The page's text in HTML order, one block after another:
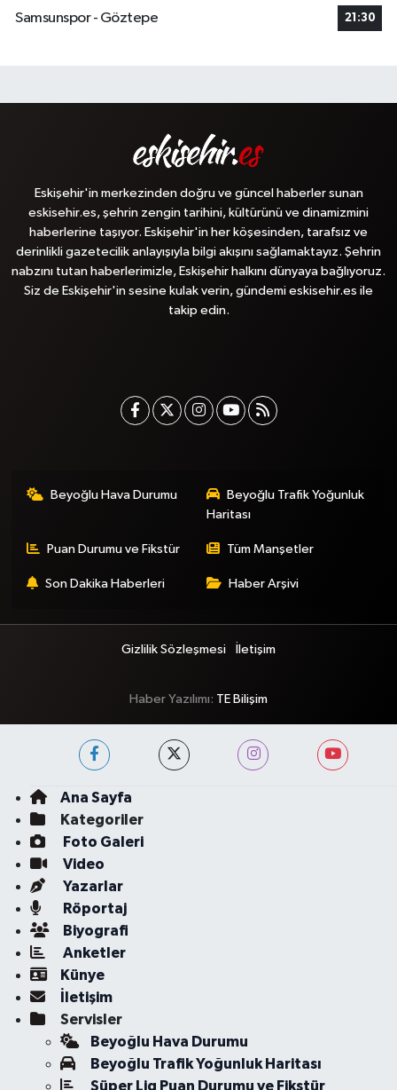
Samsunspor - Göztepe
21:30
Eskişehir'in merkezinden doğru ve güncel haberler sunan
eskisehir.es, şehrin zengin tarihini, kültürünü ve dinamizmini
haberlerine taşıyor. Eskişehir'in her köşesinden, tarafsız ve
derinlikli gazetecilik anlayışıyla bilgi akışını sağlamaktayız. Şehrin
nabzını tutan haberlerimizle, Eskişehir halkını dünyaya bağlıyoruz.
Siz de Eskişehir'in sesine kulak verin, gündemi eskisehir.es ile
takip edin.
Beyoğlu Hava Durumu
Beyoğlu Trafik Yoğunluk
Haritası
Puan Durumu ve Fikstür Tüm Manşetler
Son Dakika Haberleri Haber Arşivi
Gizlilik Sözleşmesi İletişim
Haber Yazılımı: TE Bilişim
Ana Sayfa
Kategoriler
Foto Galeri
Video
Yazarlar
Röportaj
Biyografi
Anketler
Künye
İletişim
Servisler
Beyoğlu Hava Durumu
Beyoğlu Trafik Yoğunluk Haritası
Süper Lig Puan Durumu ve Fikstür